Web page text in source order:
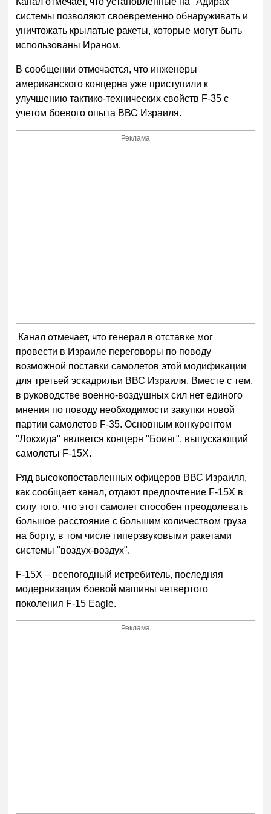
системы позволяют своевременно обнаруживать и
уничтожать крылатые ракеты, которые могут быть
использованы Ираном.
В сообщении отмечается, что инженеры
американского концерна уже приступили к
улучшению тактико-технических свойств F-35 с
учетом боевого опыта ВВС Израиля.
Реклама
Канал отмечает, что генерал в отставке мог
провести в Израиле переговоры по поводу
возможной поставки самолетов этой модификации
для третьей эскадрильи ВВС Израиля. Вместе с тем,
в руководстве военно-воздушных сил нет единого
мнения по поводу необходимости закупки новой
партии самолетов F-35. Основным конкурентом
"Локхида" является концерн "Боинг", выпускающий
самолеты F-15X.
Ряд высокопоставленных офицеров ВВС Израиля,
как сообщает канал, отдают предпочтение F-15X в
силу того, что этот самолет способен преодолевать
большое расстояние с большим количеством груза
на борту, в том числе гиперзвуковыми ракетами
системы "воздух-воздух".
F-15X – всепогодный истребитель, последняя
модернизация боевой машины четвертого
поколения F-15 Eagle.
Реклама